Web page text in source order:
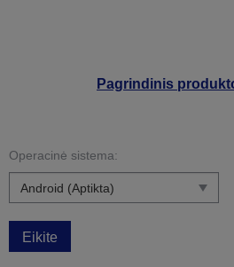
Pagrindinis
Operacinė sistema:
Eikite